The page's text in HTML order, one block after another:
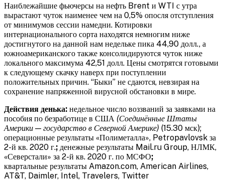
Наиблежайшие фьючерсы на нефть Brent и WTI с утра
вырастают чуток наименее чем на 0,5% опосля отступления
от минимумов сессии намедни. Котировки
интернационального сорта находятся немногим ниже
достигнутого на данной нам недельке пика 44,90 долл., а
южноамериканского также консолидируются чуток ниже
локального максимума 42,51 долл. Цены смотрятся готовыми
к следующему скачку наверх при поступлении
положительных причин. “Быки” не сдаются, невзирая на
сохранение напряженной вирусной обстановки в мире.
Действия денька: недельное число воззваний за заявками на
пособия по безработице в США (Соединённые Штаты
Америки — государство в Северной Америке) (15.30 мск);
операционные результаты «Полиметалла», Petropavlovsk за
2-й кв. 2020 г.; денежные результаты Mail.ru Group, НЛМК,
«Северстали» за 2-й кв. 2020 г. по МСФО;
квартальные результаты Amazon.com, American Airlines,
AT&T, Daimler, Intel, Travelers, Twitter